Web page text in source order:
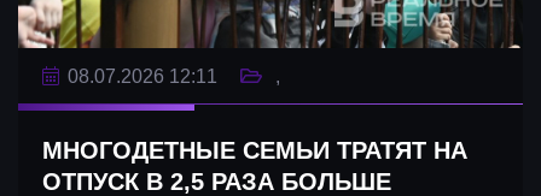
08.07.2026 12:11
МНОГОДЕТНЫЕ СЕМЬИ ТРАТЯТ НА
ОТПУСК В 2,5 РАЗА БОЛЬШЕ